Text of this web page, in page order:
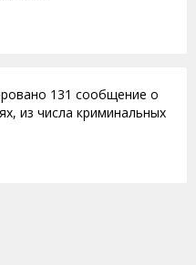
131 сообщение о
из числа криминальных